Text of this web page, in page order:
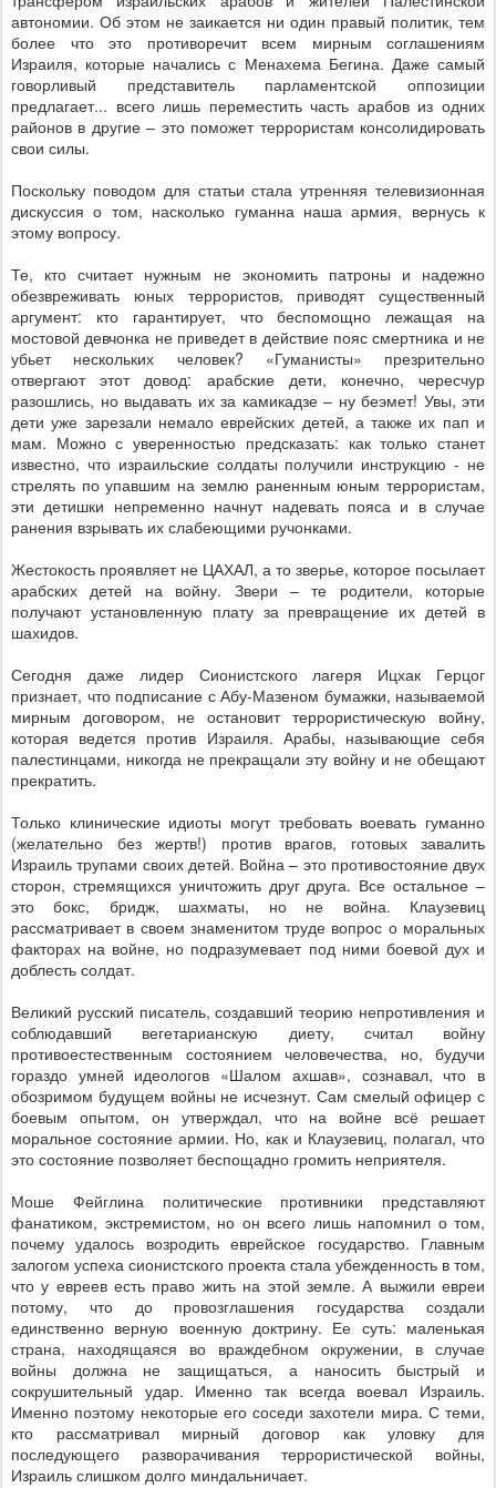
автономии. Об этом не заикается ни один правый политик, тем
более что это противоречит всем мирным соглашениям
Израиля, которые начались с Менахема Бегина. Даже самый
говорливый представитель парламентской оппозиции
предлагает... всего лишь переместить часть арабов из одних
районов в другие – это поможет террористам консолидировать
свои силы.
Поскольку поводом для статьи стала утренняя телевизионная
дискуссия о том, насколько гуманна наша армия, вернусь к
этому вопросу.
Те, кто считает нужным не экономить патроны и надежно
обезвреживать юных террористов, приводят существенный
аргумент: кто гарантирует, что беспомощно лежащая на
мостовой девчонка не приведет в действие пояс смертника и не
убьет нескольких человек? «Гуманисты» презрительно
отвергают этот довод: арабские дети, конечно, чересчур
разошлись, но выдавать их за камикадзе – ну беэмет! Увы, эти
дети уже зарезали немало еврейских детей, а также их пап и
мам. Можно с уверенностью предсказать: как только станет
известно, что израильские солдаты получили инструкцию - не
стрелять по упавшим на землю раненным юным террористам,
эти детишки непременно начнут надевать пояса и в случае
ранения взрывать их слабеющими ручонками.
Жестокость проявляет не ЦАХАЛ, а то зверье, которое посылает
арабских детей на войну. Звери – те родители, которые
получают установленную плату за превращение их детей в
шахидов.
Сегодня даже лидер Сионистского лагеря Ицхак Герцог
признает, что подписание с Абу-Мазеном бумажки, называемой
мирным договором, не остановит террористическую войну,
которая ведется против Израиля. Арабы, называющие себя
палестинцами, никогда не прекращали эту войну и не обещают
прекратить.
Только клинические идиоты могут требовать воевать гуманно
(желательно без жертв!) против врагов, готовых завалить
Израиль трупами своих детей. Война – это противостояние двух
сторон, стремящихся уничтожить друг друга. Все остальное –
это бокс, бридж, шахматы, но не война. Клаузевиц
рассматривает в своем знаменитом труде вопрос о моральных
факторах на войне, но подразумевает под ними боевой дух и
доблесть солдат.
Великий русский писатель, создавший теорию непротивления и
соблюдавший вегетарианскую диету, считал войну
противоестественным состоянием человечества, но, будучи
гораздо умней идеологов «Шалом ахшав», сознавал, что в
обозримом будущем войны не исчезнут. Сам смелый офицер с
боевым опытом, он утверждал, что на войне всё решает
моральное состояние армии. Но, как и Клаузевиц, полагал, что
это состояние позволяет беспощадно громить неприятеля.
Моше Фейглина политические противники представляют
фанатиком, экстремистом, но он всего лишь напомнил о том,
почему удалось возродить еврейское государство. Главным
залогом успеха сионистского проекта стала убежденность в том,
что у евреев есть право жить на этой земле. А выжили евреи
потому, что до провозглашения государства создали
единственно верную военную доктрину. Ее суть: маленькая
страна, находящаяся во враждебном окружении, в случае
войны должна не защищаться, а наносить быстрый и
сокрушительный удар. Именно так всегда воевал Израиль.
Именно поэтому некоторые его соседи захотели мира. С теми,
кто рассматривал мирный договор как уловку для
последующего разворачивания террористической войны,
Израиль слишком долго миндальничает.